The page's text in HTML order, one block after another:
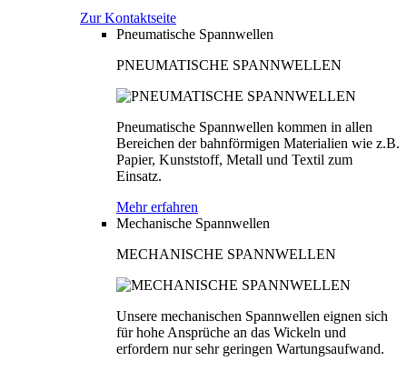
Zur Kontaktseite
Pneumatische Spannwellen
PNEUMATISCHE SPANNWELLEN
Pneumatische Spannwellen kommen in allen
Bereichen der bahnförmigen Materialien wie z.B.
Papier, Kunststoff, Metall und Textil zum
Einsatz.
Mehr erfahren
Mechanische Spannwellen
MECHANISCHE SPANNWELLEN
Unsere mechanischen Spannwellen eignen sich
für hohe Ansprüche an das Wickeln und
erfordern nur sehr geringen Wartungsaufwand.